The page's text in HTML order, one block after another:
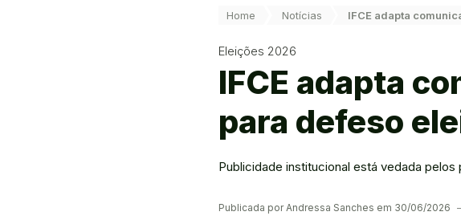
Você está aqui:
Home Notícias IFCE adapta
Eleições 2026
IFCE adapta
para defeso
Publicidade institucional está vedada
Publicada por Andressa Sanches em 30/06/2026